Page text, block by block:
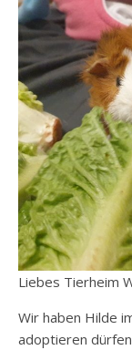
Liebes Tierheim
Wir haben Hilde
adoptieren